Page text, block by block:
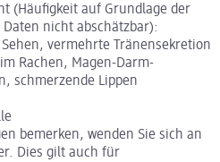
(Häufigkeit auf Grundlage der
nicht abschätzbar):
vermehrte Tränensekretion
im Rachen, Magen-Darm-
schmerzende Lippen
bemerken, wenden Sie sich an
Dies gilt auch für